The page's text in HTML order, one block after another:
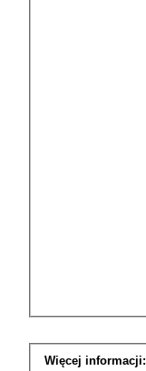
Więcej informacji: